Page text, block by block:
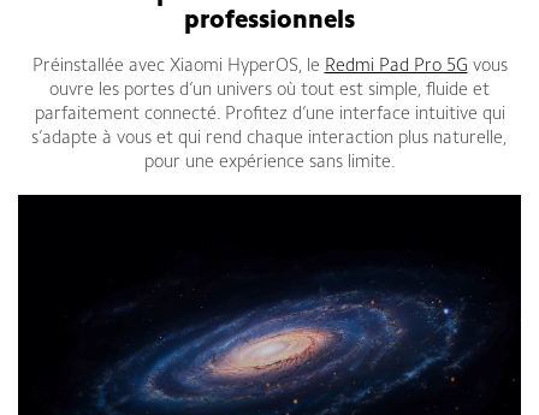
professionnels
Préinstallée avec Xiaomi HyperOS, le Redmi Pad Pro 5G vous
ouvre les portes d’un univers où tout est simple, fluide et
parfaitement connecté. Profitez d’une interface intuitive qui
s’adapte à vous et qui rend chaque interaction plus naturelle,
pour une expérience sans limite.